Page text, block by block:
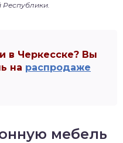
Республики.
в Черкесске? Вы
на распродаже
мебель